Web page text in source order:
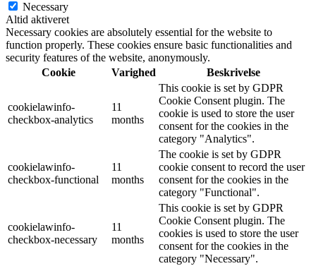
Necessary
Altid aktiveret
Necessary cookies are absolutely essential for the website to
function properly. These cookies ensure basic functionalities and
security features of the website, anonymously.
Cookie
Varighed Beskrivelse
cookielawinfo-
checkbox-analytics
11
months
This cookie is set by GDPR
Cookie Consent plugin. The
cookie is used to store the user
consent for the cookies in the
category "Analytics".
cookielawinfo-
checkbox-functional
11
months
The cookie is set by GDPR
cookie consent to record the user
consent for the cookies in the
category "Functional".
cookielawinfo-
checkbox-necessary
11
months
This cookie is set by GDPR
Cookie Consent plugin. The
cookies is used to store the user
consent for the cookies in the
category "Necessary".